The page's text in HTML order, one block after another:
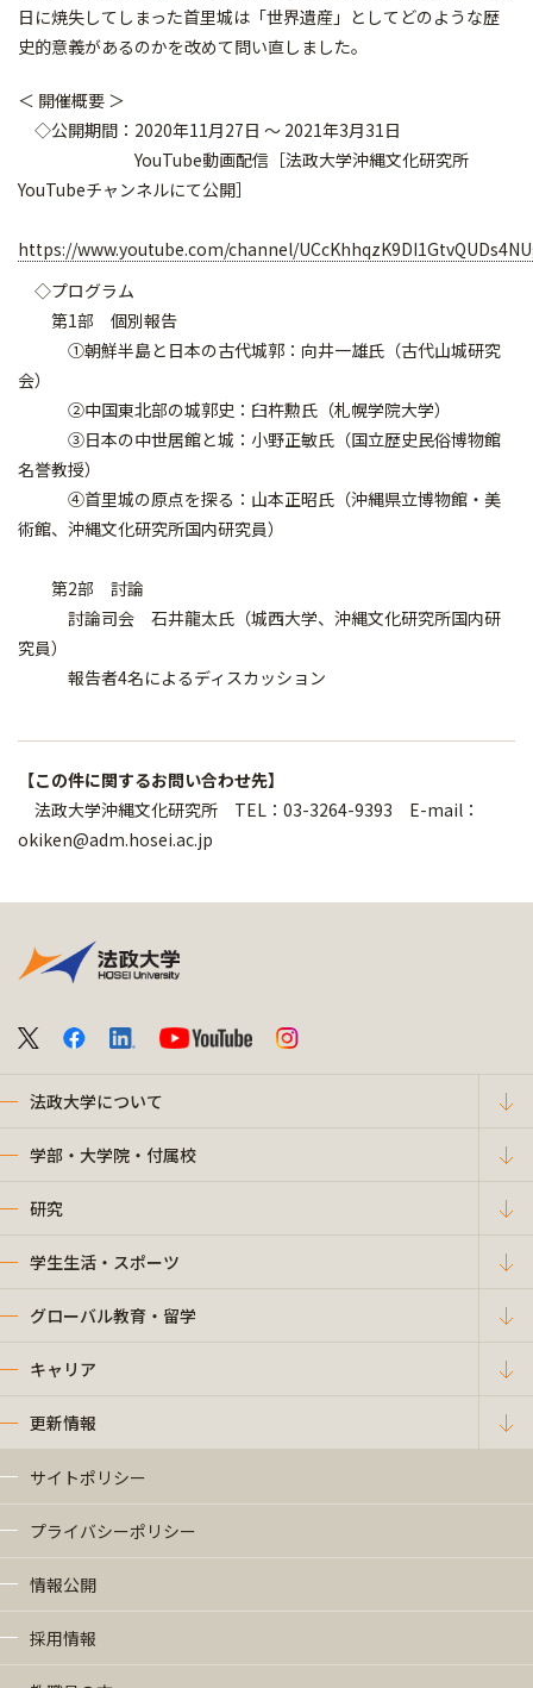
日に焼失してしまった首里城は「世界遺産」としてどのような歴
史的意義があるのかを改めて問い直しました。
＜ 開催概要 ＞
◇公開期間：2020年11月27日 ～ 2021年3月31日
YouTube動画配信［法政大学沖縄文化研究所
YouTubeチャンネルにて公開］
https://www.youtube.com/channel/
◇プログラム
第1部 個別報告
①朝鮮半島と日本の古代城郭：向井一雄氏（古代山城研究
会）
②中国東北部の城郭史：臼杵勲氏（札幌学院大学）
③日本の中世居館と城：小野正敏氏（国立歴史民俗博物館
名誉教授）
④首里城の原点を探る：山本正昭氏（沖縄県立博物館・美
術館、沖縄文化研究所国内研究員）
第2部 討論
討論司会 石井龍太氏（城西大学、沖縄文化研究所国内研
究員）
報告者4名によるディスカッション
【この件に関するお問い合わせ先】
法政大学沖縄文化研究所 TEL：03-3264-9393 E-mail：
okiken@adm.hosei.ac.jp
法政大学について
学部・大学院・付属校
研究
学生生活・スポーツ
グローバル教育・留学
キャリア
更新情報
サイトポリシー
プライバシーポリシー
情報公開
採用情報